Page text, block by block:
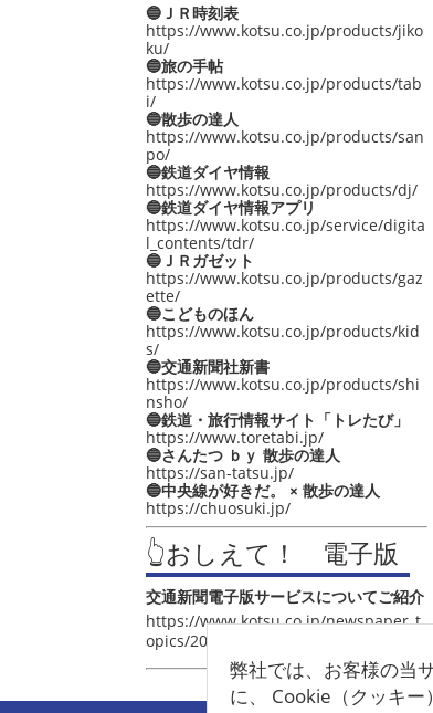
弊社では、お客様の当
に、 Cookie（クッキー
🔵ＪＲ時刻表
https://www.kotsu.co.jp/products/jiko
ku/
🔵旅の手帖
https://www.kotsu.co.jp/products/tab
i/
🔵散歩の達人
https://www.kotsu.co.jp/products/san
po/
🔵鉄道ダイヤ情報
https://www.kotsu.co.jp/products/dj/
🔵鉄道ダイヤ情報アプリ
https://www.kotsu.co.jp/service/digita
l_contents/tdr/
🔵ＪＲガゼット
https://www.kotsu.co.jp/products/gaz
ette/
🔵こどものほん
https://www.kotsu.co.jp/products/kid
s/
🔵交通新聞社新書
https://www.kotsu.co.jp/products/shi
nsho/
🔵鉄道・旅行情報サイト「トレたび」
https://www.toretabi.jp/
🔵さんたつ ｂｙ 散歩の達人
https://san-tatsu.jp/
🔵中央線が好きだ。 × 散歩の達人
https://chuosuki.jp/
👆おしえて！ 電子版
交通新聞電子版サービスについてご紹介
https://www.kotsu.co.jp/newspaper_t
opics/2021/post_4048.html